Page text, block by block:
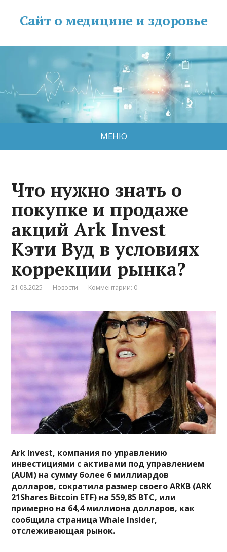
Сайт о медицине и здоровье
МЕНЮ
Что нужно знать о
покупке и продаже
акций Ark Invest
Кэти Вуд в условиях
коррекции рынка?
21.08.2025 Новости Комментарии: 0
Ark Invest, компания по управлению
инвестициями с активами под управлением
(AUM) на сумму более 6 миллиардов
долларов, сократила размер своего ARKB (ARK
21Shares Bitcoin ETF) на 559,85 BTC, или
примерно на 64,4 миллиона долларов, как
сообщила страница Whale Insider,
отслеживающая рынок.